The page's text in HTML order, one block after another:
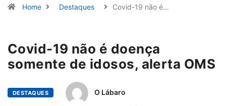
Home Destaques Covid-19 não é…
Covid-19 não é doença
somente de idosos, alerta OMS
DESTAQUES O Lábaro